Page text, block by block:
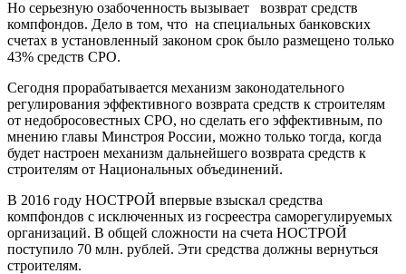
Но серьезную озабоченность вызывает возврат средств
компфондов. Дело в том, что на специальных банковских
счетах в установленный законом срок было размещено только
43% средств СРО.
Сегодня прорабатывается механизм законодательного
регулирования эффективного возврата средств к строителям
от недобросовестных СРО, но сделать его эффективным, по
мнению главы Минстроя России, можно только тогда, когда
будет настроен механизм дальнейшего возврата средств к
строителям от Национальных объединений.
В 2016 году НОСТРОЙ впервые взыскал средства
компфондов с исключенных из госреестра саморегулируемых
организаций. В общей сложности на счета НОСТРОЙ
поступило 70 млн. рублей. Эти средства должны вернуться
строителям.